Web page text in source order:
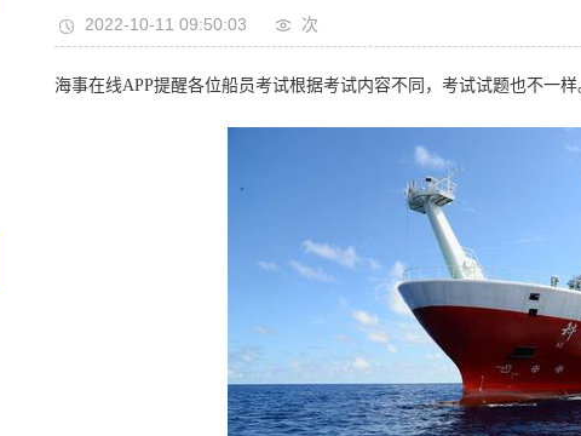
2022-10-11 09:50:03 次
海事在线APP提醒各位船员考试根据考试内容不同，考试试题也不一样